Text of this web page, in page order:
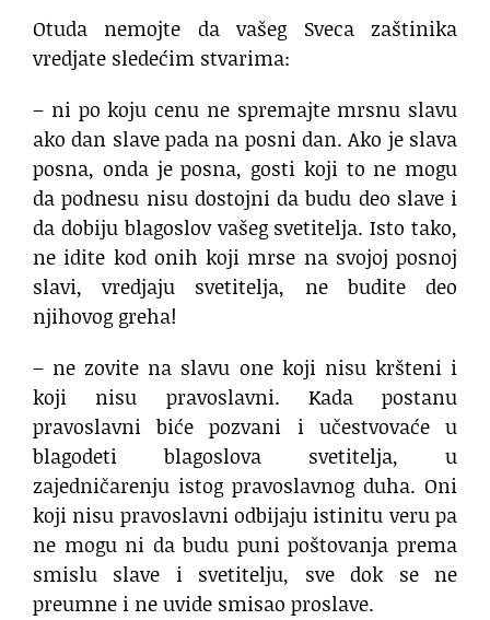
Otuda nemojte da vašeg Sveca zaštinika
vredjate sledećim stvarima:
– ni po koju cenu ne spremajte mrsnu slavu
ako dan slave pada na posni dan. Ako je slava
posna, onda je posna, gosti koji to ne mogu
da podnesu nisu dostojni da budu deo slave i
da dobiju blagoslov vašeg svetitelja. Isto tako,
ne idite kod onih koji mrse na svojoj posnoj
slavi, vredjaju svetitelja, ne budite deo
njihovog greha!
– ne zovite na slavu one koji nisu kršteni i
koji nisu pravoslavni. Kada postanu
pravoslavni biće pozvani i učestvovaće u
blagodeti blagoslova svetitelja, u
zajedničarenju istog pravoslavnog duha. Oni
koji nisu pravoslavni odbijaju istinitu veru pa
ne mogu ni da budu puni poštovanja prema
smislu slave i svetitelju, sve dok se ne
preumne i ne uvide smisao proslave.